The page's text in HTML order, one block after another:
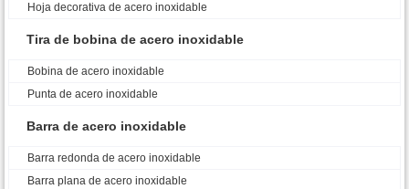
Hoja decorativa de acero inoxidable
Tira de bobina de acero inoxidable
Bobina de acero inoxidable
Punta de acero inoxidable
Barra de acero inoxidable
Barra redonda de acero inoxidable
Barra plana de acero inoxidable